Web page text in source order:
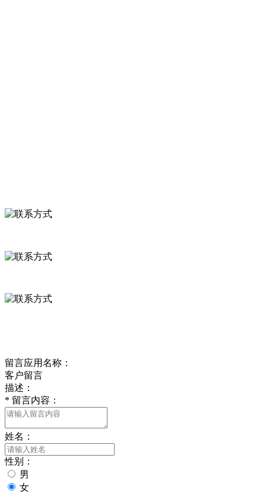
留言应用名称：
客户留言
描述：
* 留言内容：
姓名：
性别：
男
女